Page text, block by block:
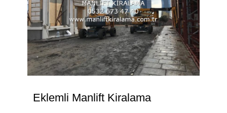
Eklemli Manlift Kiralama